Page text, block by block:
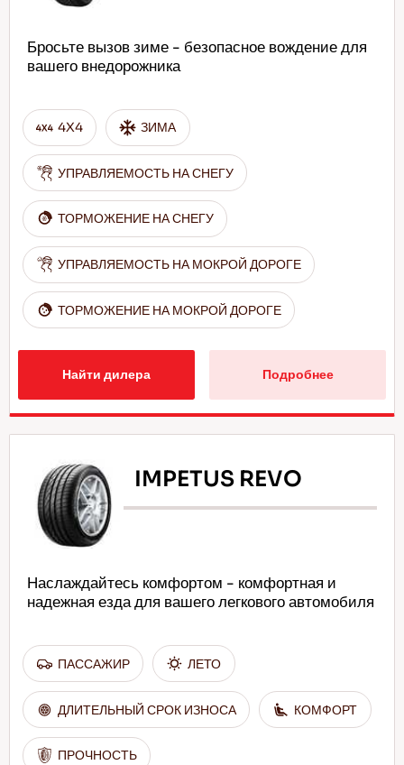
Бросьте вызов зиме - безопасное вождение для
вашего внедорожника
4X4 ЗИМА
УПРАВЛЯЕМОСТЬ НА СНЕГУ
ТОРМОЖЕНИЕ НА СНЕГУ
УПРАВЛЯЕМОСТЬ НА МОКРОЙ ДОРОГЕ
ТОРМОЖЕНИЕ НА МОКРОЙ ДОРОГЕ
Найти дилера Подробнее
IMPETUS REVO
Наслаждайтесь комфортом - комфортная и
надежная езда для вашего легкового автомобиля
ПАССАЖИР ЛЕТО
ДЛИТЕЛЬНЫЙ СРОК ИЗНОСА КОМФОРТ
ПРОЧНОСТЬ